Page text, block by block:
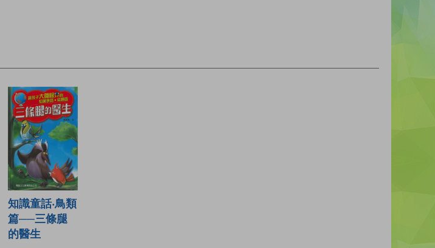
知識童話‧鳥類
篇──三條腿
的醫生